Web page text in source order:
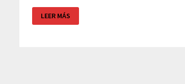
«LA
MODELO»
LEER MÁS